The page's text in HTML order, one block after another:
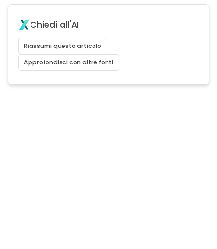
Chiedi all'AI
Riassumi questo articolo
Approfondisci con altre fonti